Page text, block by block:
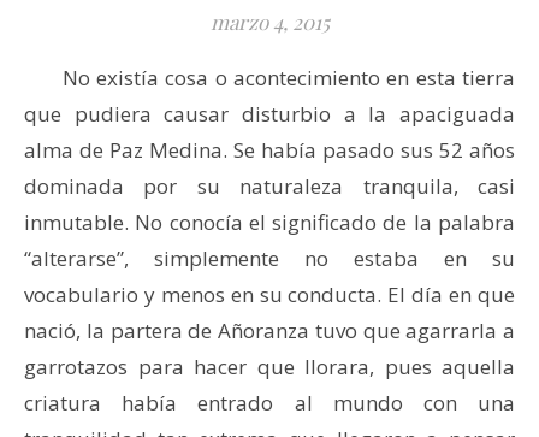
marzo 4, 2015
No existía cosa o acontecimiento en esta tierra
que pudiera causar disturbio a la apaciguada
alma de Paz Medina. Se había pasado sus 52 años
dominada por su naturaleza tranquila, casi
inmutable. No conocía el significado de la palabra
“alterarse”, simplemente no estaba en su
vocabulario y menos en su conducta. El día en que
nació, la partera de Añoranza tuvo que agarrarla a
garrotazos para hacer que llorara, pues aquella
criatura había entrado al mundo con una